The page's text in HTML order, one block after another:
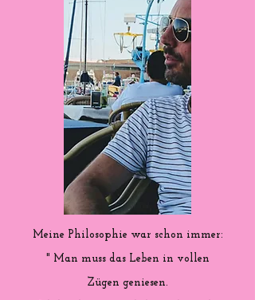
Meine Philosophie war schon immer:
" Man muss das Leben in vollen
Zügen geniesen.